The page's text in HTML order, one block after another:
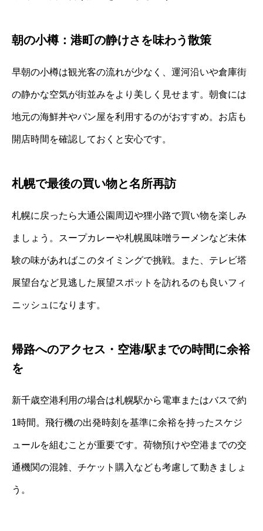
朝の小樽：港町の静けさを味わう散策
早朝の小樽は観光客の流れが少なく、運河沿いや倉庫街
の静かな空気が街並みをより美しく見せます。朝食には
地元の海鮮丼やパン屋を利用するのがおすすめ。お店も
開店時間を確認しておくと安心です。
札幌で最後の買い物と名所再訪
札幌に戻ったら大通公園周辺や狸小路で買い物を楽しみ
ましょう。スープカレーや札幌風味噌ラーメンなど未体
験の味があればこのタイミングで挑戦。また、テレビ塔
展望台など見逃した展望スポットを訪れるのも良いフィ
ニッシュになります。
帰路へのアクセス・空港/駅までの時間に余裕
を
新千歳空港利用の場合は札幌駅から電車またはバスで約
1時間。飛行機の出発時刻を基準に余裕を持ったスケジ
ュールを組むことが重要です。荷物預けや空港までの交
通機関の混雑、チケット購入なども考慮して動きましょ
う。